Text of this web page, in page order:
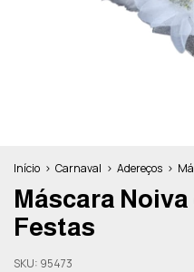
Início > Carnaval > Adereços >
Máscara Noiva
Festas
SKU: 95473